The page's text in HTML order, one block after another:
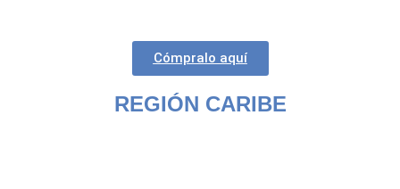
Cómpralo aquí
REGIÓN CARIBE